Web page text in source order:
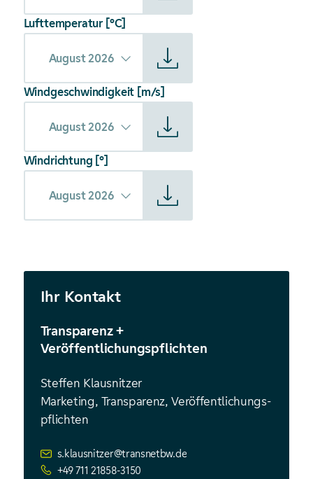
Lufttemperatur [°C]
August 2026
Windgeschwindigkeit [m/s]
August 2026
Windrichtung [°]
August 2026
Ihr Kontakt
Transparenz +
Veröffentlichungspflichten
Steffen Klausnitzer
Marketing, Transparenz, Veröffentlichungs­
pflichten
s.klausnitzer@transnetbw.de
+49 711 21858-3150